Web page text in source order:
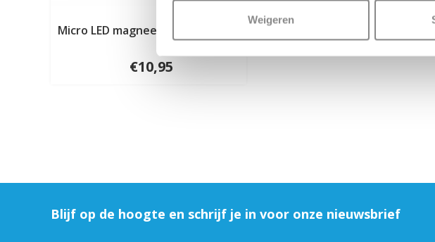
Weigeren
Micro LED magneet achterlampje
€10,95
Blijf op de hoogte en schrijf je in voor onze nieuwsbrief